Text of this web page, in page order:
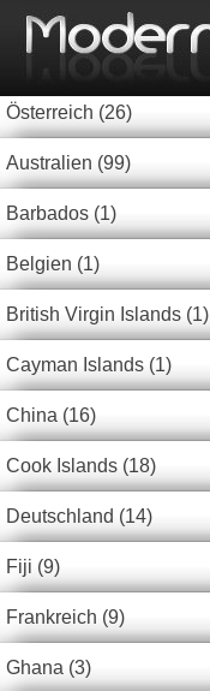
Österreich (26)
Australien (99)
Barbados (1)
Belgien (1)
British Virgin Islands (1)
Cayman Islands (1)
China (16)
Cook Islands (18)
Deutschland (14)
Fiji (9)
Frankreich (9)
Ghana (3)